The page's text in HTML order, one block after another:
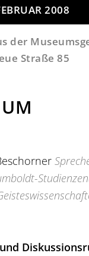
2008
der
Straße 85